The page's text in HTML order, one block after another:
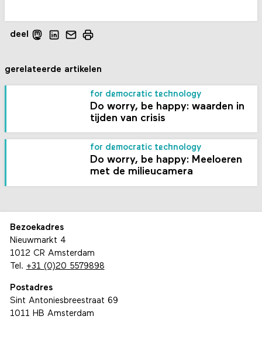
deel
gerelateerde artikelen
for democratic technology
Do worry, be happy: waarden in
tijden van crisis
for democratic technology
Do worry, be happy: Meeloeren
met de milieucamera
Bezoekadres
Nieuwmarkt 4
1012 CR Amsterdam
Tel. +31 (0)20 5579898
Postadres
Sint Antoniesbreestraat 69
1011 HB Amsterdam